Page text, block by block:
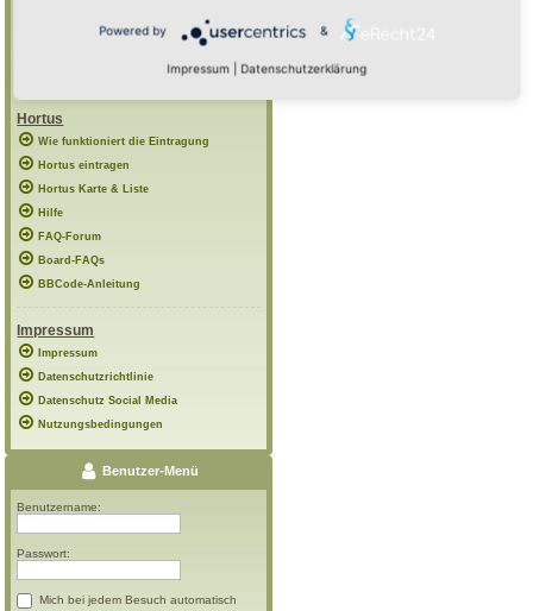
Foren-Übersicht
Hortus
Wie funktioniert die Eintragung
Hortus eintragen
Hortus Karte & Liste
Hilfe
FAQ-Forum
Board-FAQs
BBCode-Anleitung
Impressum
Impressum
Datenschutzrichtlinie
Datenschutz Social Media
Nutzungsbedingungen
Benutzer-Menü
Benutzername:
Passwort:
Mich bei jedem Besuch automatisch
Powered by &
Impressum Datenschutzerklärung